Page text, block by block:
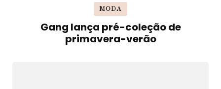
MODA
Gang lança pré-coleção de
primavera-verão